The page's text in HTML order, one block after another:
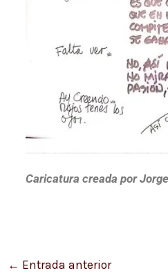
Caricatura creada por
← Entrada anterior